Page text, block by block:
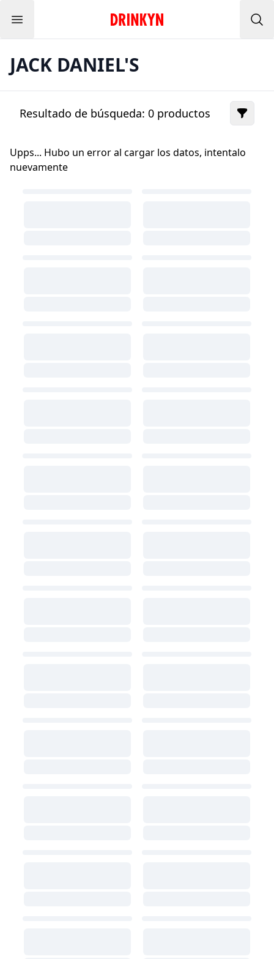
Menu Inicio Drinkyn
JACK DANIEL'S
Resultado de búsqueda: 0 productos
Upps... Hubo un error al cargar los datos, intentalo
nuevamente